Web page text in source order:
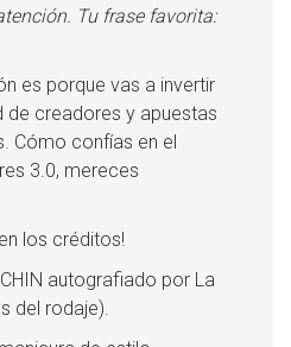
Tu frase favorita:
es porque vas a invertir
de creadores y apuestas
Cómo confías en el
3.0, mereces
los créditos!
autografiado por La
del rodaje).